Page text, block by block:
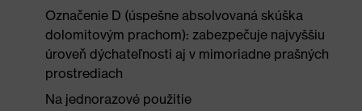
Označenie D (úspešne absolvovaná skúška
dolomitovým prachom): zabezpečuje najvyššiu
úroveň dýchateľnosti aj v mimoriadne prašných
prostrediach
Na jednorazové použitie